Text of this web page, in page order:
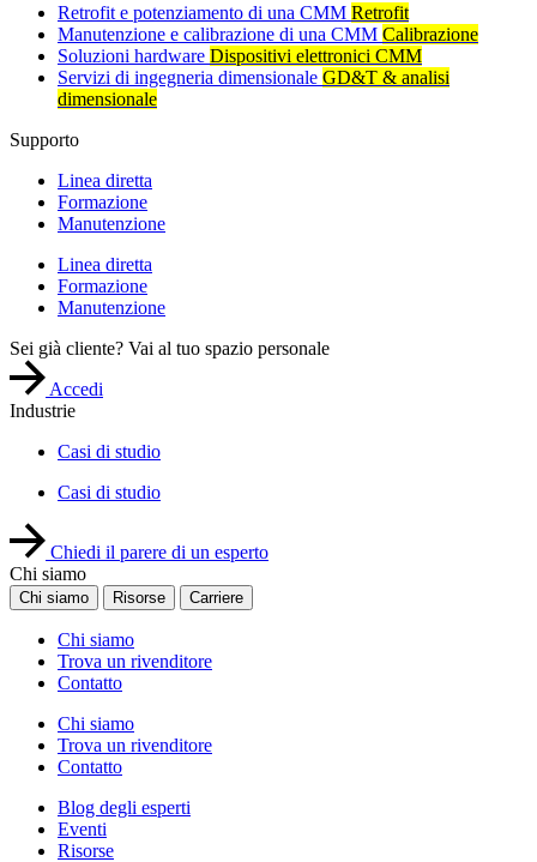
Retrofit e potenziamento di una CMM Retrofit
Manutenzione e calibrazione di una CMM Calibrazione
Soluzioni hardware Dispositivi elettronici CMM
Servizi di ingegneria dimensionale GD&T & analisi
dimensionale
Supporto
Linea diretta
Formazione
Manutenzione
Linea diretta
Formazione
Manutenzione
Sei già cliente? Vai al tuo spazio personale
Accedi
Industrie
Casi di studio
Casi di studio
Chiedi il parere di un esperto
Chi siamo
Chi siamo Risorse Carriere
Chi siamo
Trova un rivenditore
Contatto
Chi siamo
Trova un rivenditore
Contatto
Blog degli esperti
Eventi
Risorse